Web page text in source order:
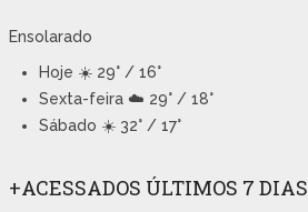
Ensolarado
Hoje ☀️ 29° / 16°
Sexta-feira ☁️ 29° / 18°
Sábado ☀️ 32° / 17°
+ACESSADOS ÚLTIMOS 7 DIAS